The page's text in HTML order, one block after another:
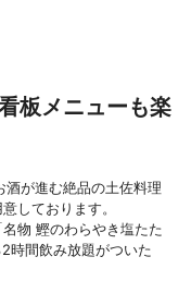
板メニューも楽
が進む絶品の土佐料理
しております。
物 鰹のわらやき塩たた
時間飲み放題がついた